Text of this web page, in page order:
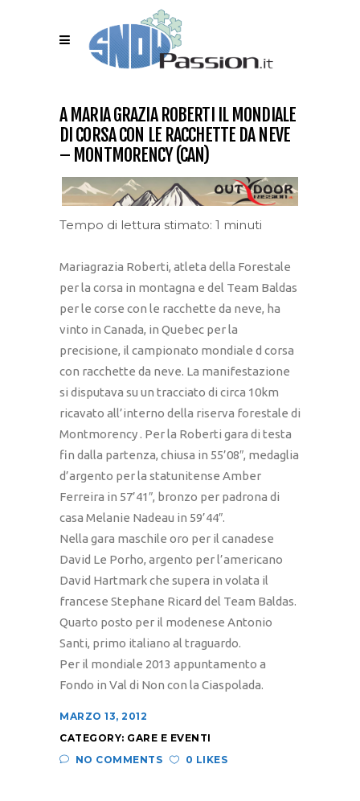
A MARIA GRAZIA ROBERTI IL MONDIALE
DI CORSA CON LE RACCHETTE DA NEVE
– MONTMORENCY (CAN)
Tempo di lettura stimato: 1 minuti
Mariagrazia Roberti, atleta della Forestale
per la corsa in montagna e del Team Baldas
per le corse con le racchette da neve, ha
vinto in Canada, in Quebec per la
precisione, il campionato mondiale d corsa
con racchette da neve. La manifestazione
si disputava su un tracciato di circa 10km
ricavato all’interno della riserva forestale di
Montmorency . Per la Roberti gara di testa
fin dalla partenza, chiusa in 55’08″, medaglia
d’argento per la statunitense Amber
Ferreira in 57’41″, bronzo per padrona di
casa Melanie Nadeau in 59’44″.
Nella gara maschile oro per il canadese
David Le Porho, argento per l’americano
David Hartmark che supera in volata il
francese Stephane Ricard del Team Baldas.
Quarto posto per il modenese Antonio
Santi, primo italiano al traguardo.
Per il mondiale 2013 appuntamento a
Fondo in Val di Non con la Ciaspolada.
MARZO 13, 2012
CATEGORY: GARE E EVENTI
NO COMMENTS
0 LIKES